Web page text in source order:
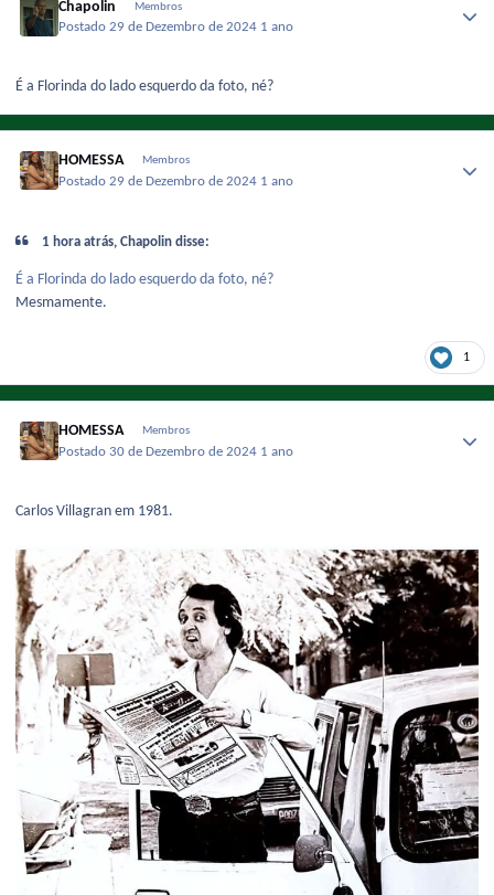
Chapolin Membros
Postado29 de Dezembro de 2024 1 ano
É a Florinda do lado esquerdo da foto, né?
HOMESSA Membros
Postado29 de Dezembro de 2024 1 ano
1 hora atrás, Chapolin disse:
É a Florinda do lado esquerdo da foto, né?
Mesmamente.
1
HOMESSA Membros
Postado 30 de Dezembro de 2024 1 ano
Carlos Villagran em 1981.